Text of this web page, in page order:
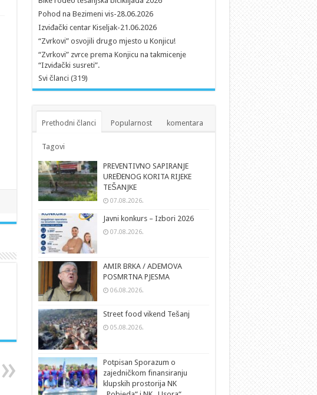
Pohod na Bezimeni vis-28.06.2026
Izviđački centar Kiseljak-21.06.2026
“Zvrkovi” osvojili drugo mjesto u Konjicu!
“Zvrkovi” zvrce prema Konjicu na takmicenje
“Izviđački susreti”.
Svi članci (319)
Prethodni članci Popularnost komentara
Tagovi
PREVENTIVNO SAPIRANJE
UREĐENOG KORITA RIJEKE
TEŠANJKE
07.08.2026.
Javni konkurs – Izbori 2026
07.08.2026.
AMIR BRKA / ADEMOVA
POSMRTNA PJESMA
06.08.2026.
Street food vikend Tešanj
05.08.2026.
Potpisan Sporazum o
zajedničkom finansiranju
klupskih prostorija NK